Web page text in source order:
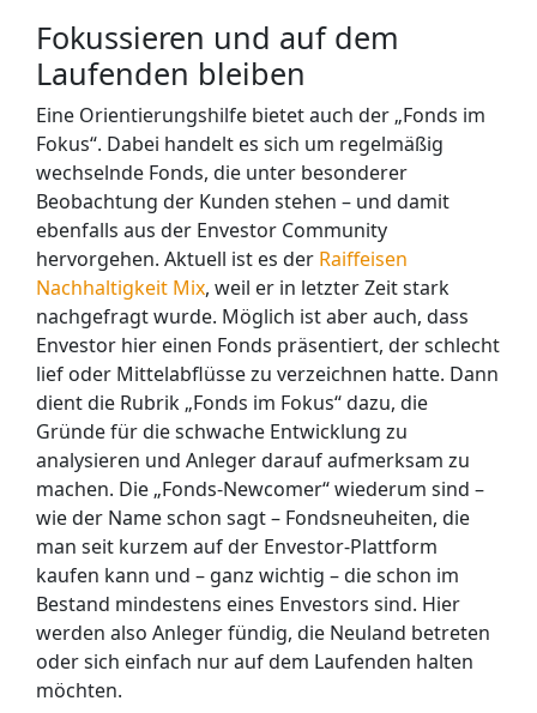
Fokussieren und auf dem
Laufenden bleiben
Eine Orientierungshilfe bietet auch der „Fonds im
Fokus“. Dabei handelt es sich um regelmäßig
wechselnde Fonds, die unter besonderer
Beobachtung der Kunden stehen – und damit
ebenfalls aus der Envestor Community
hervorgehen. Aktuell ist es der Raiffeisen
Nachhaltigkeit Mix, weil er in letzter Zeit stark
nachgefragt wurde. Möglich ist aber auch, dass
Envestor hier einen Fonds präsentiert, der schlecht
lief oder Mittelabflüsse zu verzeichnen hatte. Dann
dient die Rubrik „Fonds im Fokus“ dazu, die
Gründe für die schwache Entwicklung zu
analysieren und Anleger darauf aufmerksam zu
machen. Die „Fonds-Newcomer“ wiederum sind –
wie der Name schon sagt – Fondsneuheiten, die
man seit kurzem auf der Envestor-Plattform
kaufen kann und – ganz wichtig – die schon im
Bestand mindestens eines Envestors sind. Hier
werden also Anleger fündig, die Neuland betreten
oder sich einfach nur auf dem Laufenden halten
möchten.